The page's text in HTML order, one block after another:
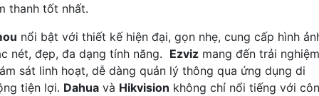
thanh tốt nhất.
nổi bật với thiết kế hiện đại, gọn nhẹ, cung cấp hình
nét, đẹp, đa dạng tính năng. Ezviz mang đến trải nghiệm
sát linh hoạt, dễ dàng quản lý thông qua ứng dụng di
tiện lợi. Dahua và Hikvision không chỉ nổi tiếng với